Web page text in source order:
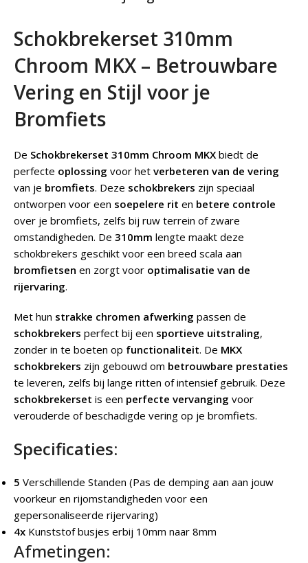
Schokbrekerset 310mm
Chroom MKX – Betrouwbare
Vering en Stijl voor je
Bromfiets
De Schokbrekerset 310mm Chroom MKX biedt de
perfecte oplossing voor het verbeteren van de vering
van je bromfiets. Deze schokbrekers zijn speciaal
ontworpen voor een soepelere rit en betere controle
over je bromfiets, zelfs bij ruw terrein of zware
omstandigheden. De 310mm lengte maakt deze
schokbrekers geschikt voor een breed scala aan
bromfietsen en zorgt voor optimalisatie van de
rijervaring.
Met hun strakke chromen afwerking passen de
schokbrekers perfect bij een sportieve uitstraling,
zonder in te boeten op functionaliteit. De MKX
schokbrekers zijn gebouwd om betrouwbare prestaties
te leveren, zelfs bij lange ritten of intensief gebruik. Deze
schokbrekerset is een perfecte vervanging voor
verouderde of beschadigde vering op je bromfiets.
Specificaties:
5 Verschillende Standen (Pas de demping aan aan jouw
voorkeur en rijomstandigheden voor een
gepersonaliseerde rijervaring)
4x Kunststof busjes erbij 10mm naar 8mm
Afmetingen: